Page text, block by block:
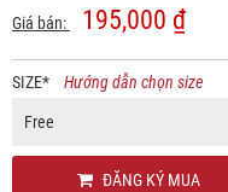
Giá bán: 195,000 ₫
SIZE* Hướng dẫn chọn size
Free
ĐĂNG KÝ MUA